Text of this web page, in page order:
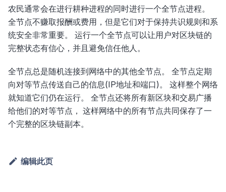
农民通常会在进行耕种进程的同时进行一个全节点进程。
全节点不赚取报酬或费用，但是它们对于保持共识规则和系
统安全非常重要。 运行一个全节点可以让用户对区块链的
完整状态有信心，并且避免信任他人。
全节点总是随机连接到网络中的其他全节点。 全节点定期
向对等节点传送自己的信息(IP地址和端口)。 这样整个网络
就知道它们仍在运行。 全节点还将所有新区块和交易广播
给他们的对等节点， 这样网络中的所有节点共同保存了一
个完整的区块链副本。
编辑此页